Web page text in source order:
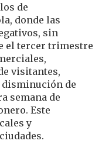
de
donde las
sin
el tercer trimestre
visitantes,
de
semana de
Este
y